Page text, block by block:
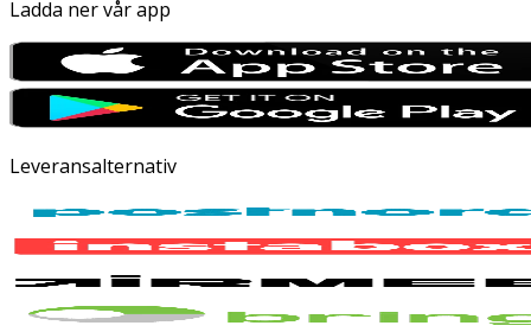
Ladda ner vår app
Leveransalternativ